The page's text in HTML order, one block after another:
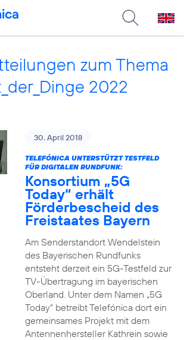
zum Thema
2022
30. April 2018
TELEFÓNICA UNTERSTÜTZT TESTFELD
FÜR DIGITALEN RUNDFUNK:
Konsortium „5G
Today“ erhält
Förderbescheid des
Freistaates Bayern
Am Senderstandort Wendelstein
des Bayerischen Rundfunks
entsteht derzeit ein 5G-Testfeld zur
TV-Übertragung im bayerischen
Oberland. Unter dem Namen „5G
Today“ betreibt Telefónica dort ein
gemeinsames Projekt mit dem
Antennenhersteller Kathrein sowie